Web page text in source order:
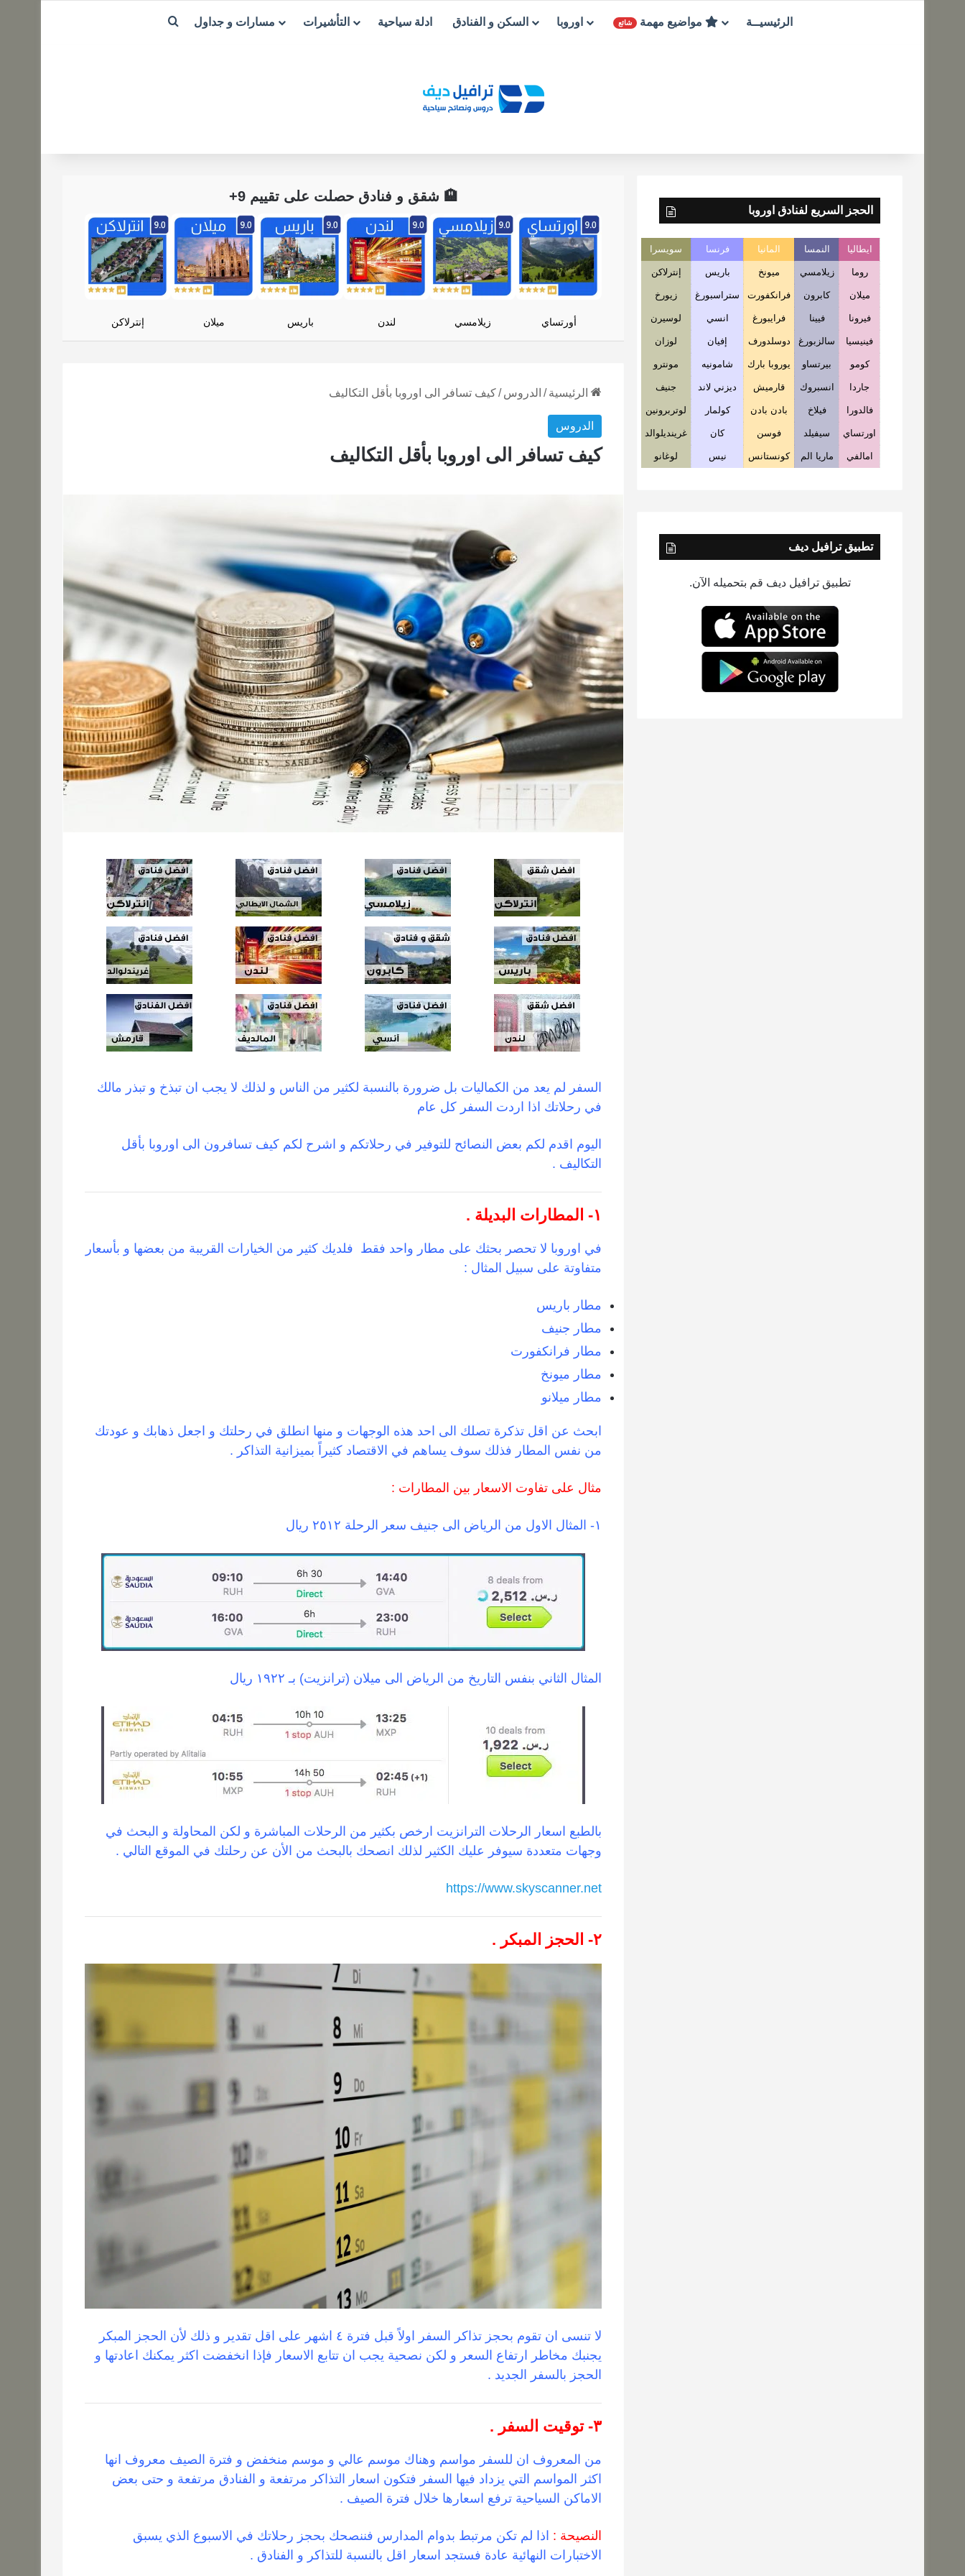
الرئيسيــة مواضيع مهمة شائع اوروبا السكن و الفنادق ادلة سياحية التأشيرات مسارات و جداول بحث عن
🏨 شقق و فنادق حصلت على تقييم 9+
أورتساي زيلامسي لندن باريس ميلان إنترلاكن
الرئيسية / الدروس /كيف تسافر الى اوروبا بأقل التكاليف
الدروس
كيف تسافر الى اوروبا بأقل التكاليف
السفر لم يعد من الكماليات بل ضرورة بالنسبة لكثير من الناس و لذلك لا يجب ان تبذخ و تبذر مالك
في رحلاتك اذا اردت السفر كل عام
اليوم اقدم لكم بعض النصائح للتوفير في رحلاتكم و اشرح لكم كيف تسافرون الى اوروبا بأقل
التكاليف .
١- المطارات البديلة .
في اوروبا لا تحصر بحثك على مطار واحد فقط فلديك كثير من الخيارات القريبة من بعضها و بأسعار
متفاوتة على سبيل المثال :
مطار باريس
مطار جنيف
مطار فرانكفورت
مطار ميونخ
مطار ميلانو
ابحث عن اقل تذكرة تصلك الى احد هذه الوجهات و منها انطلق في رحلتك و اجعل ذهابك و عودتك
من نفس المطار فذلك سوف يساهم في الاقتصاد كثيراً بميزانية التذاكر .
مثال على تفاوت الاسعار بين المطارات :
١- المثال الاول من الرياض الى جنيف سعر الرحلة ٢٥١٢ ريال
المثال الثاني بنفس التاريخ من الرياض الى ميلان (ترانزيت) بـ ١٩٢٢ ريال
بالطبع اسعار الرحلات الترانزيت ارخص بكثير من الرحلات المباشرة و لكن المحاولة و البحث في
وجهات متعددة سيوفر عليك الكثير لذلك انصحك بالبحث من الأن عن رحلتك في الموقع التالي .
https://www.skyscanner.net
٢- الحجز المبكر .
لا تنسى ان تقوم بحجز تذاكر السفر اولاً قبل فترة ٤ اشهر على اقل تقدير و ذلك لأن الحجز المبكر
يجنبك مخاطر ارتفاع السعر و لكن نصحية يجب ان تتابع الاسعار فإذا انخفضت اكثر يمكنك اعادتها و
الحجز بالسفر الجديد .
٣- توقيت السفر .
من المعروف ان للسفر مواسم وهناك موسم عالي و موسم منخفض و فترة الصيف معروف انها
اكثر المواسم التي يزداد فيها السفر فتكون اسعار التذاكر مرتفعة و الفنادق مرتفعة و حتى بعض
الاماكن السياحية ترفع اسعارها خلال فترة الصيف .
النصيحة : اذا لم تكن مرتبط بدوام المدارس فننصحك بحجز رحلاتك في الاسبوع الذي يسبق
الاختبارات النهائية عادة فستجد اسعار اقل بالنسبة للتذاكر و الفنادق .
الحجز السريع لفنادق اوروبا
ايطاليا النمسا المانيا فرنسا سويسرا
روما زيلامسي ميونخ باريس إنترلاكن
ميلان كابرون فرانكفورت ستراسبورغ زيورخ
فيرونا فيينا فرايبورغ انسي لوسيرن
فينيسيا سالزبورغ دوسلدورف إفيان لوزان
كومو بيرتساو يوروبا بارك شامونيه مونترو
جاردا انسبروك قارميش ديزني لاند جنيف
فالدورا فيلاخ بادن بادن كولمار لوتربرونين
اورتساي سيفيلد فوسن كان غرينديلوالد
امالفي ماريا الم كونستانس نيس لوغانو
تطبيق ترافيل ديف
تطبيق ترافيل ديف قم بتحميله الآن.